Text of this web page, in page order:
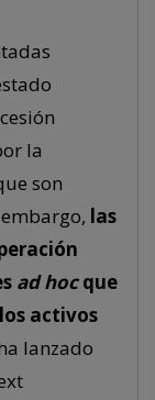
la
son
las
ad hocque
activos
lanzado